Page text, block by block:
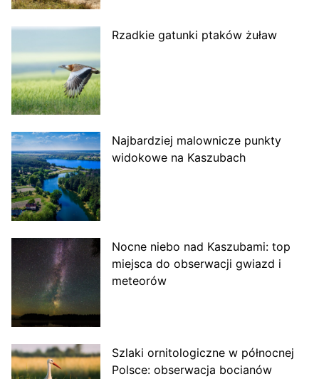
Rzadkie gatunki ptaków żuław
Najbardziej malownicze punkty
widokowe na Kaszubach
Nocne niebo nad Kaszubami: top
miejsca do obserwacji gwiazd i
meteorów
Szlaki ornitologiczne w północnej
Polsce: obserwacja bocianów